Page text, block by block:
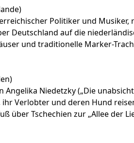
Politiker und Musiker,
Deutschland auf die
und traditionelle Marker-
Angelika Niedetzky („Die
ihr Verlobter und deren Hund
über Tschechien zur „Allee der